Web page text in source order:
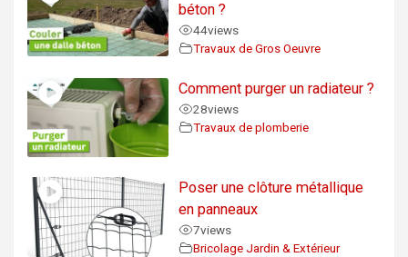
béton ?
44views
Travaux de Gros Oeuvre
Comment purger un radiateur ?
28views
Travaux de plomberie
Poser une clôture métallique
en panneaux
7views
Bricolage Jardin & Extérieur